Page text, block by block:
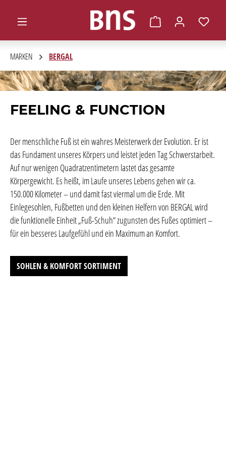
Warenkorb enthält
MARKEN BERGAL
FEELING & FUNCTION
Der menschliche Fuß ist ein wahres Meisterwerk der Evolution. Er ist
das Fundament unseres Körpers und leistet jeden Tag Schwerstarbeit.
Auf nur wenigen Quadratzentimetern lastet das gesamte
Körpergewicht. Es heißt, im Laufe unseres Lebens gehen wir ca.
150.000 Kilometer – und damit fast viermal um die Erde. Mit
Einlegesohlen, Fußbetten und den kleinen Helfern von BERGAL wird
die funktionelle Einheit „Fuß-Schuh“ zugunsten des Fußes optimiert –
für ein besseres Laufgefühl und ein Maximum an Komfort.
SOHLEN & KOMFORT SORTIMENT